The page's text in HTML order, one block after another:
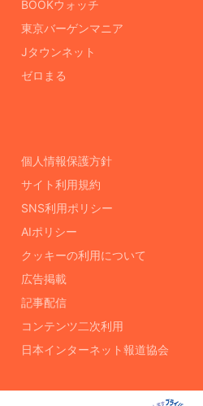
BOOKウォッチ
東京バーゲンマニア
Jタウンネット
ゼロまる
個人情報保護方針
サイト利用規約
SNS利用ポリシー
AIポリシー
クッキーの利用について
広告掲載
記事配信
コンテンツ二次利用
日本インターネット報道協会